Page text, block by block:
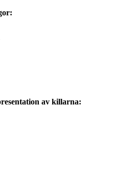
av killarna: